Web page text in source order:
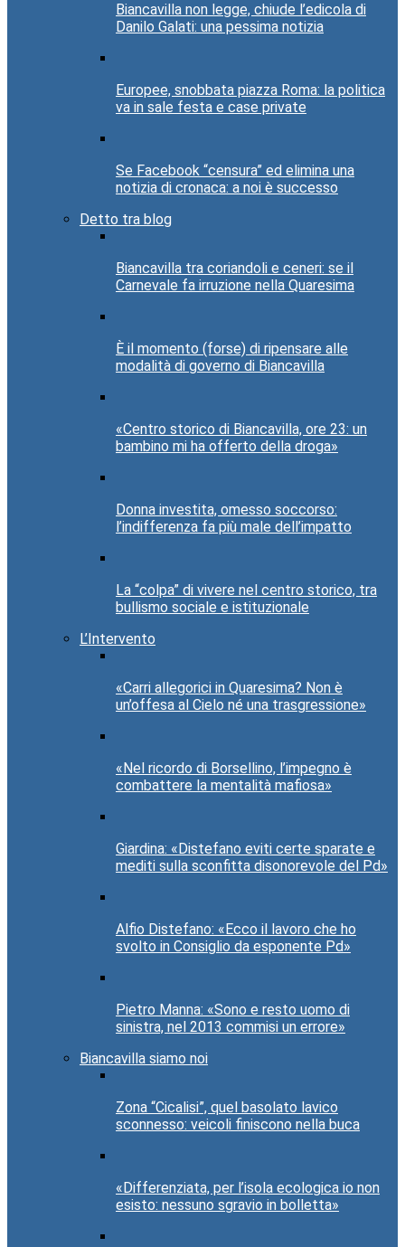
Biancavilla non legge, chiude l’edicola di
Danilo Galati: una pessima notizia
Europee, snobbata piazza Roma: la politica
va in sale festa e case private
Se Facebook “censura” ed elimina una
notizia di cronaca: a noi è successo
Detto tra blog
Biancavilla tra coriandoli e ceneri: se il
Carnevale fa irruzione nella Quaresima
È il momento (forse) di ripensare alle
modalità di governo di Biancavilla
«Centro storico di Biancavilla, ore 23: un
bambino mi ha offerto della droga»
Donna investita, omesso soccorso:
l’indifferenza fa più male dell’impatto
La “colpa” di vivere nel centro storico, tra
bullismo sociale e istituzionale
L’Intervento
«Carri allegorici in Quaresima? Non è
un’offesa al Cielo né una trasgressione»
«Nel ricordo di Borsellino, l’impegno è
combattere la mentalità mafiosa»
Giardina: «Distefano eviti certe sparate e
mediti sulla sconfitta disonorevole del Pd»
Alfio Distefano: «Ecco il lavoro che ho
svolto in Consiglio da esponente Pd»
Pietro Manna: «Sono e resto uomo di
sinistra, nel 2013 commisi un errore»
Biancavilla siamo noi
Zona “Cicalisi”, quel basolato lavico
sconnesso: veicoli finiscono nella buca
«Differenziata, per l’isola ecologica io non
esisto: nessuno sgravio in bolletta»